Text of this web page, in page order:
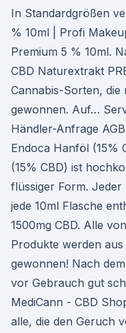
In Standardgrößen
% 10ml | Profi
Premium 5 % 10ml.
CBD Naturextrakt
Cannabis-Sorten, die
gewonnen. Auf…
Händler-Anfrage
Endoca Hanföl (15%
(15% CBD) ist
flüssiger Form.
jede 10ml Flasche
1500mg CBD. Alle
Produkte werden
gewonnen! Nach
vor Gebrauch gut
MediCann - CBD
alle, die den Geruch